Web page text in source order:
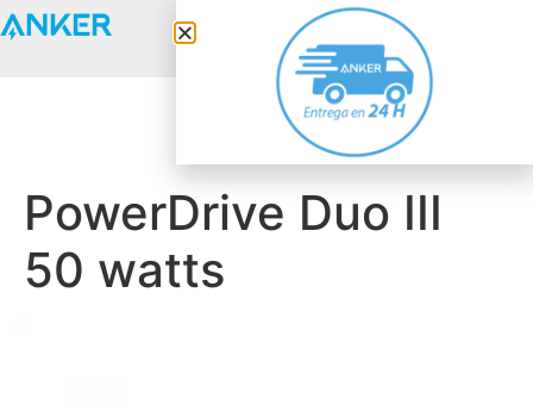
PowerDrive Duo III
50 watts